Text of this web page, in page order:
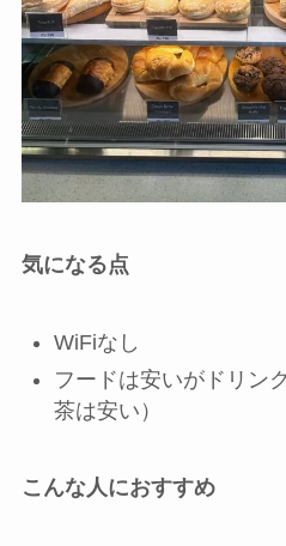
気になる点
WiFiなし
フードは安いがドリン
茶は安い）
こんな人におすすめ